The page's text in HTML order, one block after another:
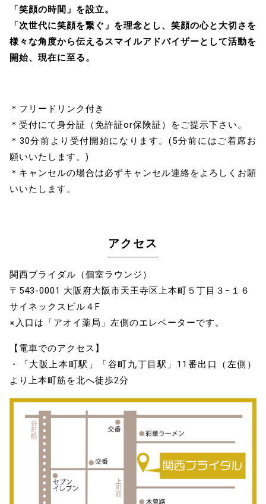
「笑顔の時間」を設立。
「次世代に笑顔を繋ぐ」を理念とし、笑顔の心と大切さを
様々な角度から伝えるスマイルアドバイザーとして活動を
開始、現在に至る。
＊フリードリンク付き
＊受付にて身分証（免許証or保険証）をご提示下さい。
＊30分前より受付開始になります。(5分前にはご着席お
願いいたします。)
＊キャンセルの場合は必ずキャンセル連絡をよろしくお願
いいたします。
アクセス
関西ブライダル（個室ラウンジ）
〒543-0001 大阪府大阪市天王寺区上本町５丁目３−１６
サイネックスビル４F
※入口は「アオイ薬局」左側のエレベーターです。
【電車でのアクセス】
・「大阪上本町駅」「谷町九丁目駅」11番出口（左側）
より上本町筋を北へ徒歩2分